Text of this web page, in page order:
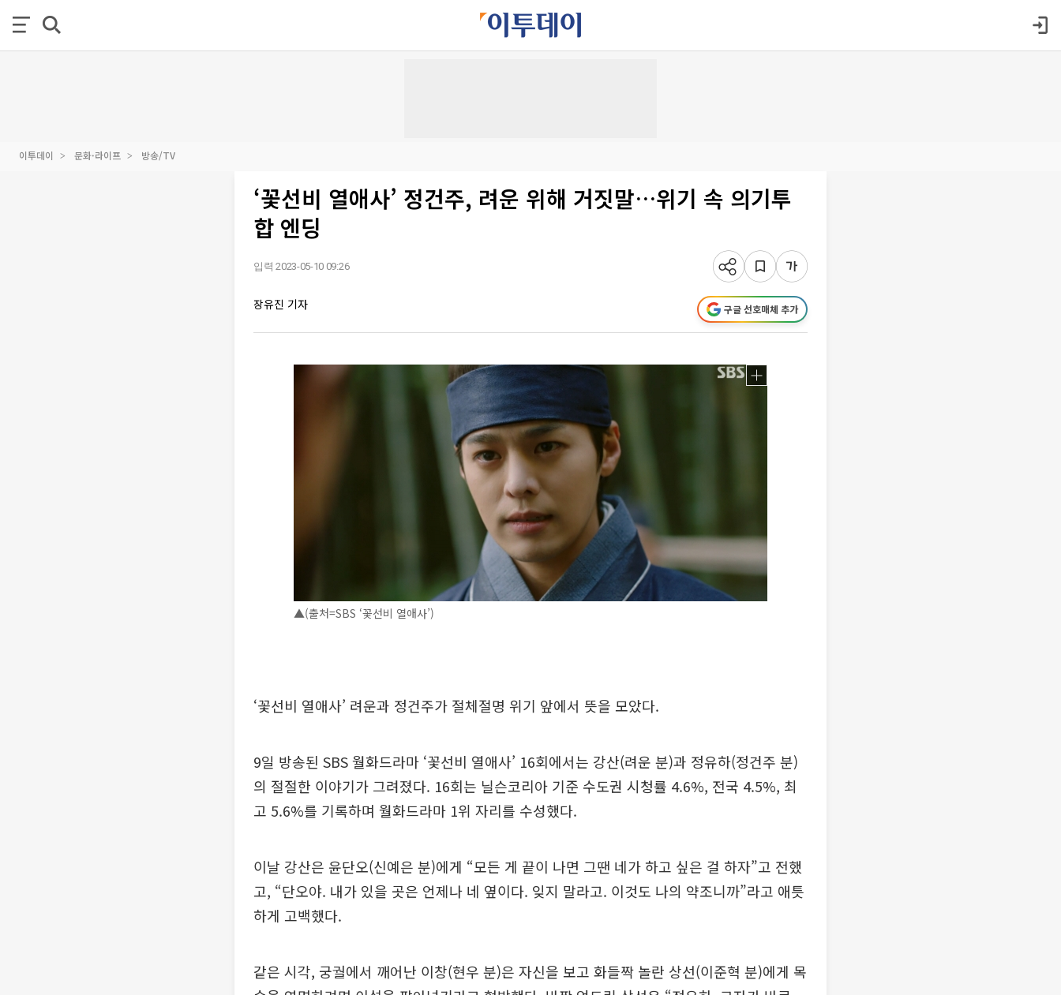
이투데이 문화·라이프 방송/TV
‘꽃선비 열애사’ 정건주, 려운 위해 거짓말…위기 속 의기투
합 엔딩
입력 2023-05-10 09:26
장유진 기자 구글 선호매체 추가
▲(출처=SBS ‘꽃선비 열애사’)
‘꽃선비 열애사’ 려운과 정건주가 절체절명 위기 앞에서 뜻을 모았다.
9일 방송된 SBS 월화드라마 ‘꽃선비 열애사’ 16회에서는 강산(려운 분)과 정유하(정건주 분)
의 절절한 이야기가 그려졌다. 16회는 닐슨코리아 기준 수도권 시청률 4.6%, 전국 4.5%, 최
고 5.6%를 기록하며 월화드라마 1위 자리를 수성했다.
이날 강산은 윤단오(신예은 분)에게 “모든 게 끝이 나면 그땐 네가 하고 싶은 걸 하자”고 전했
고, “단오야. 내가 있을 곳은 언제나 네 옆이다. 잊지 말라고. 이것도 나의 약조니까”라고 애틋
하게 고백했다.
같은 시각, 궁궐에서 깨어난 이창(현우 분)은 자신을 보고 화들짝 놀란 상선(이준혁 분)에게 목